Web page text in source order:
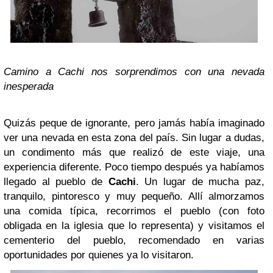
Camino a Cachi nos sorprendimos con una nevada
inesperada
Quizás peque de ignorante, pero jamás había imaginado
ver una nevada en esta zona del país. Sin lugar a dudas,
un condimento más que realizó de este viaje, una
experiencia diferente. Poco tiempo después ya habíamos
llegado al pueblo de Cachi. Un lugar de mucha paz,
tranquilo, pintoresco y muy pequeño. Allí almorzamos
una comida típica, recorrimos el pueblo (con foto
obligada en la iglesia que lo representa) y visitamos el
cementerio del pueblo, recomendado en varias
oportunidades por quienes ya lo visitaron.